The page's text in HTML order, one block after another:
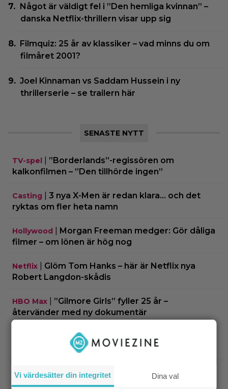
Något är väldigt fel i ”Den hemliga kvinnan” –
danska Netflix-thrillern visar upp sig
Filmquiz: 25 år av klassiker – vad minns du om
filmåret 2001?
Joel Kinnaman vs Saddam Hussein i ny
thrillerserie – se trailern här
SENASTE NYTT
TV-spel
”Borderlands”-regissören om
kalkonfilmen – ”Den tillhörde ingen”
Casting
3 nya X-Men är redan klara… och det
ryktas om fler heta namn
Hollywood
Morgan Freeman medger: Gör dåliga
filmer – om lönen är hög nog
Netflix
Glöm Tom Hanks – här är Netflix nya
Robert Langdon-skådis
HBO Max
”Gilmore Girls” fyller 25 år –
återvänder med ny dokumentär
Filmquiz: 25 år av klassiker – vad minns du
om filmåret 2001?
Netflix|
Netflix har lagt ned David Finchers
amerikanska ”Squid Game”-spinoff
Vi värdesätter din integritet Dina val